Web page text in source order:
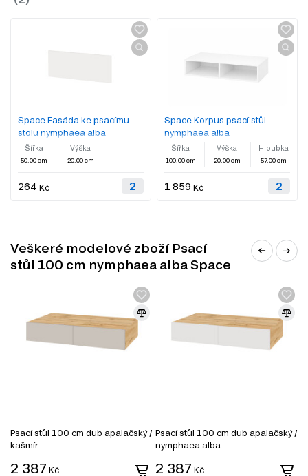
Space Fasáda ke psacímu
stolu nymphaea alba
Šířka
50.00 cm
Výška
20.00 cm
264 Kč
Space Korpus psací stůl
nymphaea alba
Šířka
100.00 cm
Výška
20.00 cm
Hloubka
57.00 cm
1 859 Kč
Veškeré modelové zboží Psací
stůl 100 cm nymphaea alba Space
Psací stůl 100 cm dub apalačský /
kašmír
2 387 Kč
Psací stůl 100 cm dub apalačský /
nymphaea alba
2 387 Kč